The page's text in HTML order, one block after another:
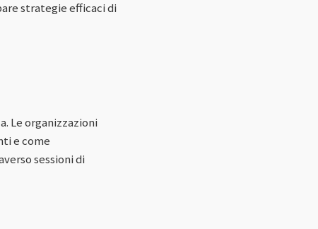
strategie efficaci di
Le organizzazioni
e come
sessioni di